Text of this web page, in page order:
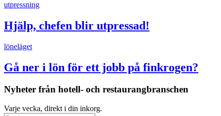
utpressning
Hjälp, chefen blir utpressad!
löneläget
Gå ner i lön för ett jobb på finkrogen?
Nyheter från hotell- och restaurangbranschen
Varje vecka, direkt i din inkorg.